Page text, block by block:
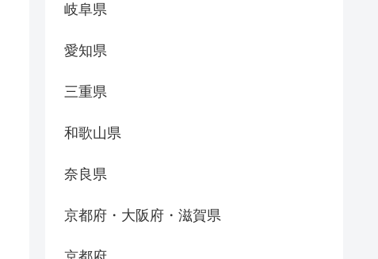
岐阜県
愛知県
三重県
和歌山県
奈良県
京都府・大阪府・滋賀県